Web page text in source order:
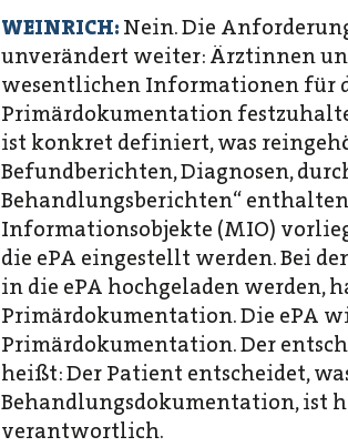
WEINRICH: Nein. Die
unverändert weiter: Ärztinnen
wesentlichen Informationen für
Primärdokumentation
ist konkret definiert, was
Befundberichten, Diagnosen,
Behandlungsberichten“
Informationsobjekte (MIO)
die ePA eingestellt werden. Bei
in die ePA hochgeladen werden,
Primärdokumentation. Die ePA
Primärdokumentation. Der
heißt: Der Patient entscheidet,
Behandlungsdokumentation, ist
verantwortlich.